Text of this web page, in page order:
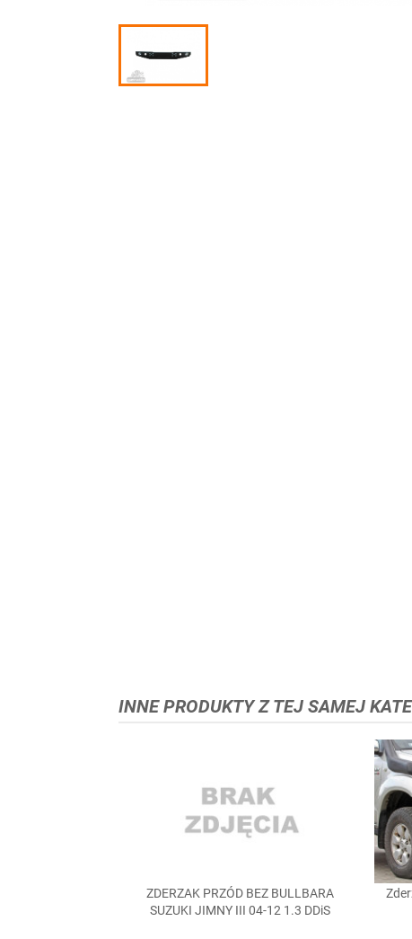
INNE PRODUKTY Z TEJ SAMEJ
Szybki podgląd
ZDERZAK PRZÓD BEZ BULLBARA
SUZUKI JIMNY III 04-12 1.3 DDiS